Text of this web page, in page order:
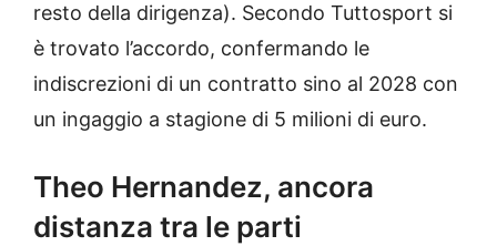
resto della dirigenza). Secondo Tuttosport si
è trovato l’accordo, confermando le
indiscrezioni di un contratto sino al 2028 con
un ingaggio a stagione di 5 milioni di euro.
Theo Hernandez, ancora
distanza tra le parti